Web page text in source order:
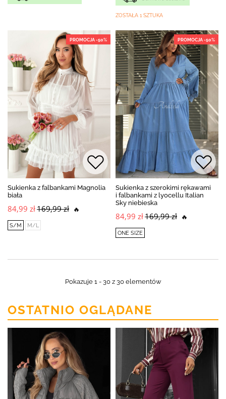
ZOSTAŁA 1 SZTUKA
PROMOCJA -50%
Sukienka z falbankami Magnolia
biała
84,99 zł169,99 zł 🔥
S/M M/L
PROMOCJA -50%
Sukienka z szerokimi rękawami
i falbankami z lyocellu Italian
Sky niebieska
84,99 zł169,99 zł 🔥
ONE SIZE
Pokazuje 1 - 30 z 30 elementów
OSTATNIO OGLĄDANE